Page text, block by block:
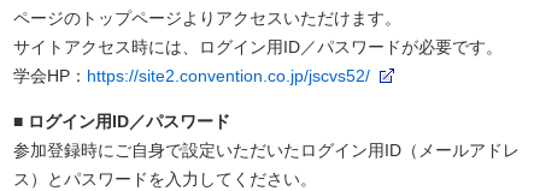
ページのトップページよりアクセスいただけます。
サイトアクセス時には、ログイン用ID／パスワードが必要です。
学会HP： https://site2.convention.co.jp/jscvs52/
■ ログイン用ID／パスワード
参加登録時にご自身で設定いただいたログイン用ID（メールアドレ
ス）とパスワードを入力してください。